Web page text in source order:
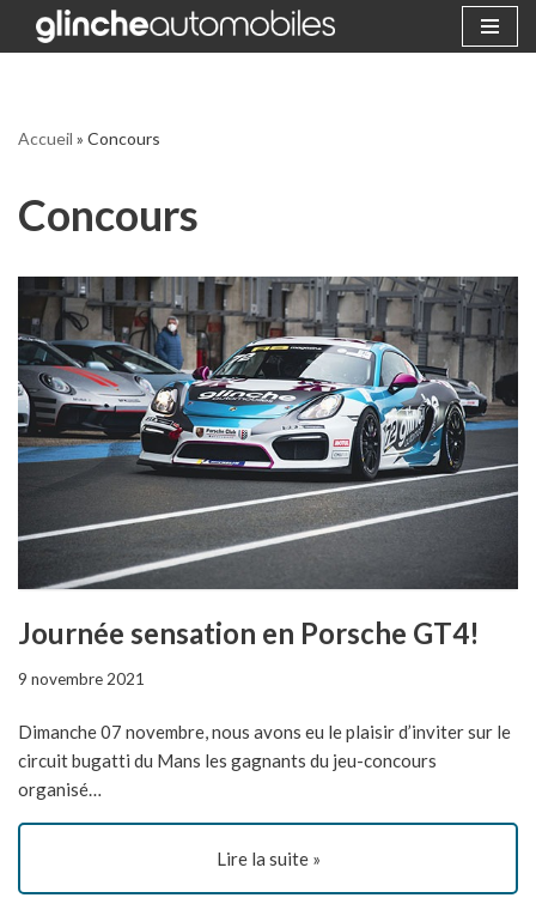
Accueil » Concours
Concours
Journée sensation en Porsche GT4!
9 novembre 2021
Dimanche 07 novembre, nous avons eu le plaisir d’inviter sur le
circuit bugatti du Mans les gagnants du jeu-concours
organisé…
Lire la suite »